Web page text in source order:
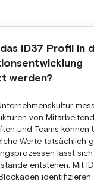
ID37 Profil in
werden?
von
und Teams können
Werte tatsächlich
lässt
entstehen. Mit